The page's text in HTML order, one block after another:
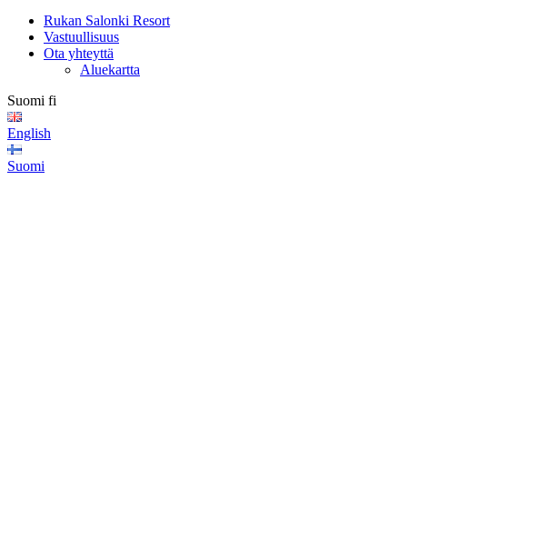
Rukan Salonki Resort
Vastuullisuus
Ota yhteyttä
Aluekartta
Suomi fi
English
Suomi